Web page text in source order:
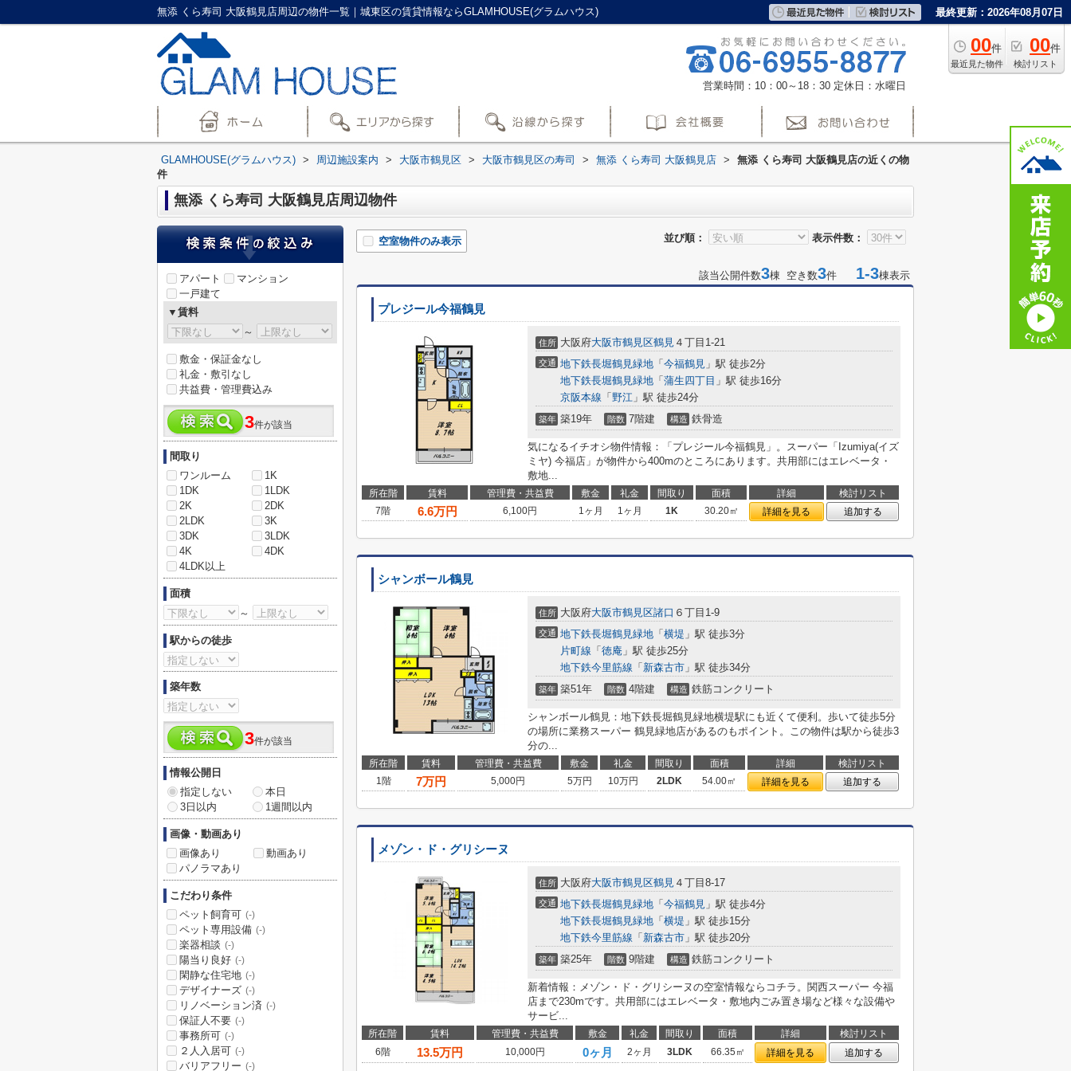
無添 くら寿司 大阪鶴見店周辺の物件一覧｜城東区の賃貸情報ならGLAMHOUSE(グラムハウス) 最終更新：2026年08月07日
00件
最近見た物件
00件
検討リスト
営業時間：10：00～18：30 定休日：水曜日
GLAMHOUSE(グラムハウス) > 周辺施設案内 > 大阪市鶴見区 > 大阪市鶴見区の寿司 > 無添 くら寿司 大阪鶴見店 >
無添 くら寿司 大阪鶴見店の近くの物
件
無添 くら寿司 大阪鶴見店周辺物件
並び順： 表示件数：
空室物件のみ表示
該当公開件数3棟 空き数3件 1-3棟表示
プレジール今福鶴見
住所 大阪府大阪市鶴見区鶴見 ４丁目1-21
交通 地下鉄長堀鶴見緑地 「 今福鶴見 」駅 徒歩2分
地下鉄長堀鶴見緑地 「 蒲生四丁目 」駅 徒歩16分
京阪本線 「 野江 」駅 徒歩24分
築年 築19年 階数 7階建 構造 鉄骨造
気になるイチオシ物件情報：「プレジール今福鶴見」。スーパー「Izumiya(イズ
ミヤ) 今福店」が物件から400mのところにあります。共用部にはエレベータ・
敷地...
所在階 賃料 管理費・共益費 敷金 礼金 間取り 面積 詳細
検討リスト
7階
6.6万円 6,100円 1ヶ月 1ヶ月 1K 30.20㎡ 詳細を見る 追加する
シャンボール鶴見
住所 大阪府大阪市鶴見区諸口 ６丁目1-9
交通 地下鉄長堀鶴見緑地 「 横堤 」駅 徒歩3分
片町線 「 徳庵 」駅 徒歩25分
地下鉄今里筋線 「 新森古市 」駅 徒歩34分
築年 築51年 階数 4階建 構造 鉄筋コンクリート
シャンボール鶴見：地下鉄長堀鶴見緑地横堤駅にも近くて便利。歩いて徒歩5分
の場所に業務スーパー 鶴見緑地店があるのもポイント。この物件は駅から徒歩3
分の...
所在階 賃料 管理費・共益費 敷金 礼金 間取り 面積 詳細
検討リスト
1階
7万円 5,000円 5万円 10万円 2LDK 54.00㎡ 詳細を見る 追加する
メゾン・ド・グリシーヌ
住所 大阪府大阪市鶴見区鶴見 ４丁目8-17
交通 地下鉄長堀鶴見緑地 「 今福鶴見 」駅 徒歩4分
地下鉄長堀鶴見緑地 「 横堤 」駅 徒歩15分
地下鉄今里筋線 「 新森古市 」駅 徒歩20分
築年 築25年 階数 9階建 構造 鉄筋コンクリート
新着情報：メゾン・ド・グリシーヌの空室情報ならコチラ。関西スーパー 今福
店まで230mです。共用部にはエレベータ・敷地内ごみ置き場など様々な設備や
サービ...
所在階 賃料 管理費・共益費 敷金 礼金 間取り 面積 詳細
検討リスト
6階
13.5万円 10,000円 0ヶ月 2ヶ月 3LDK 66.35㎡ 詳細を見る 追加する
アパート
マンション
一戸建て
▼賃料
～
敷金・保証金なし
礼金・敷引なし
共益費・管理費込み
3件が該当
間取り
ワンルーム
1K
1DK
1LDK
2K
2DK
2LDK
3K
3DK
3LDK
4K
4DK
4LDK以上
面積
～
駅からの徒歩
築年数
3件が該当
情報公開日
指定しない
本日
3日以内
1週間以内
画像・動画あり
画像あり
動画あり
パノラマあり
こだわり条件
ペット飼育可 (-)
ペット専用設備 (-)
楽器相談 (-)
陽当り良好 (-)
閑静な住宅地 (-)
デザイナーズ (-)
リノベーション済 (-)
保証人不要 (-)
事務所可 (-)
２人入居可 (-)
バリアフリー (-)